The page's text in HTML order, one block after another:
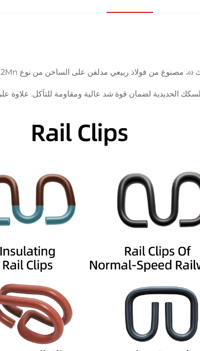
الحديدية لضمان قوة شد عالية ومقاومة للتآكل. علاوة